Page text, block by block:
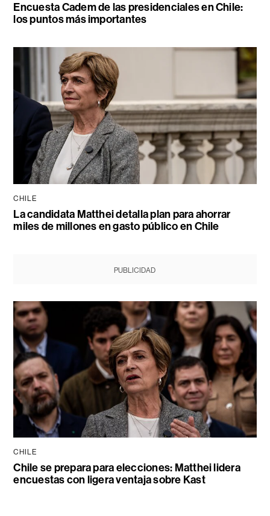
Encuesta Cadem de las presidenciales en Chile:
los puntos más importantes
CHILE
La candidata Matthei detalla plan para ahorrar
miles de millones en gasto público en Chile
PUBLICIDAD
CHILE
Chile se prepara para elecciones: Matthei lidera
encuestas con ligera ventaja sobre Kast